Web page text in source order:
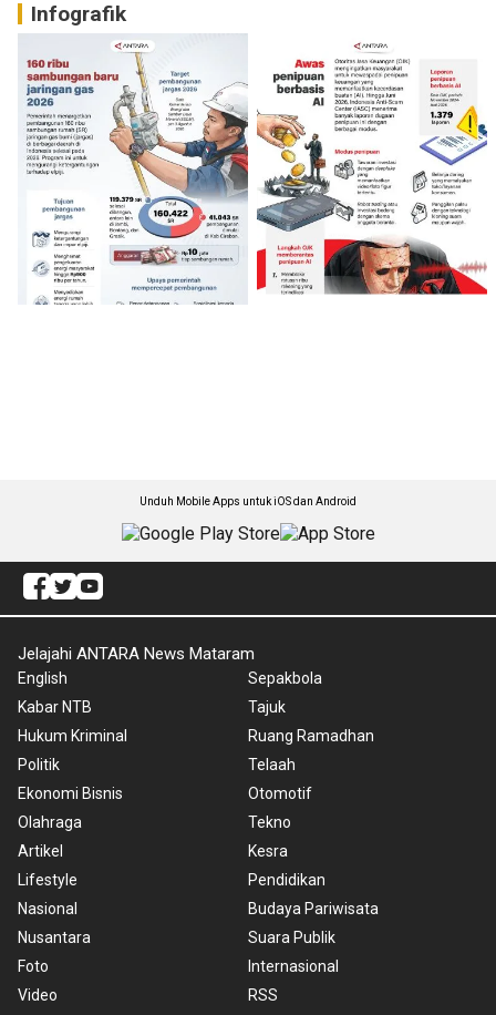
Infografik
Unduh Mobile Apps untuk iOS dan Android
Jelajahi ANTARA News Mataram
English
Kabar NTB
Hukum Kriminal
Politik
Ekonomi Bisnis
Olahraga
Artikel
Lifestyle
Nasional
Nusantara
Foto
Video
Sepakbola
Tajuk
Ruang Ramadhan
Telaah
Otomotif
Tekno
Kesra
Pendidikan
Budaya Pariwisata
Suara Publik
Internasional
RSS